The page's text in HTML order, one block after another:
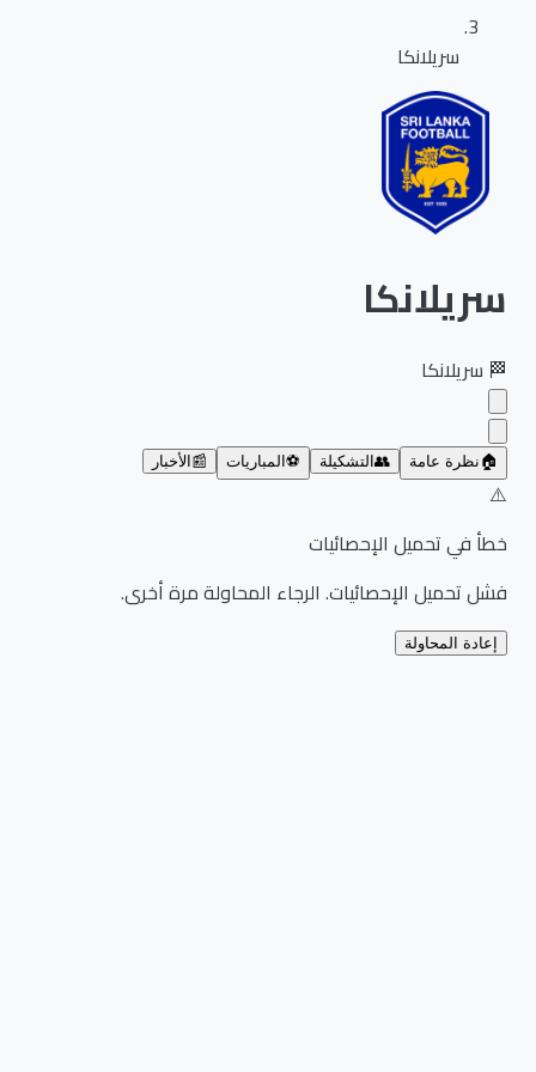
سريلانكا
سريلانكا
سريلانكا
نظرة عامة 👥 التشكيلة ⚽ المباريات 📰 الأخبار
خطأ في تحميل الإحصائيات
فشل تحميل الإحصائيات. الرجاء المحاولة مرة أخرى.
إعادة المحاولة